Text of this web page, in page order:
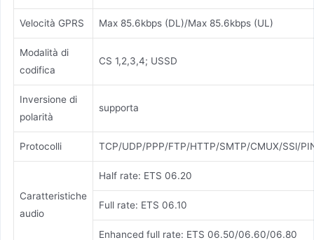
Velocità GPRS Max 85.6kbps (DL)/Max 85.6kbps (UL)
Modalità di
codifica
CS 1,2,3,4; USSD
Inversione di
polarità
supporta
Protocolli TCP/UDP/PPP/FTP/HTTP/SMTP/CMUX/SSl/
Caratteristiche
audio
Half rate: ETS 06.20
Full rate: ETS 06.10
Enhanced full rate: ETS 06.50/06.60/06.80